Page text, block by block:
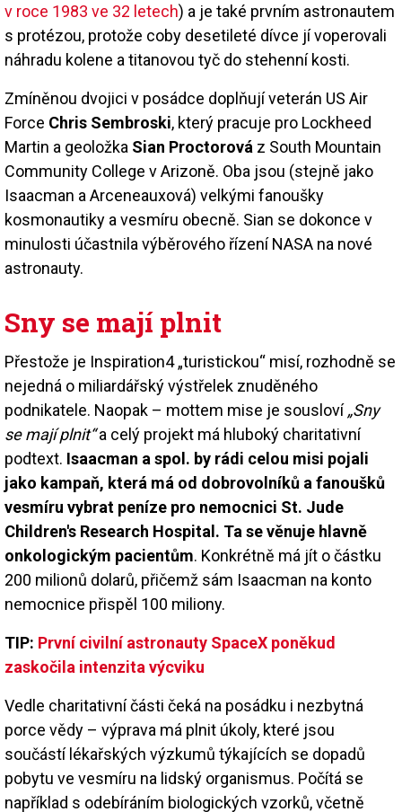
v roce 1983 ve 32 letech) a je také prvním astronautem
s protézou, protože coby desetileté dívce jí voperovali
náhradu kolene a titanovou tyč do stehenní kosti.
Zmíněnou dvojici v posádce doplňují veterán US Air
Force Chris Sembroski, který pracuje pro Lockheed
Martin a geoložka Sian Proctorová z South Mountain
Community College v Arizoně. Oba jsou (stejně jako
Isaacman a Arceneauxová) velkými fanoušky
kosmonautiky a vesmíru obecně. Sian se dokonce v
minulosti účastnila výběrového řízení NASA na nové
astronauty.
Sny se mají plnit
Přestože je Inspiration4 „turistickou“ misí, rozhodně se
nejedná o miliardářský výstřelek znuděného
podnikatele. Naopak – mottem mise je sousloví„Sny
se mají plnit“a celý projekt má hluboký charitativní
podtext. Isaacman a spol. by rádi celou misi pojali
jako kampaň, která má od dobrovolníků a fanoušků
vesmíru vybrat peníze pro nemocnici St. Jude
Children's Research Hospital. Ta se věnuje hlavně
onkologickým pacientům. Konkrétně má jít o částku
200 milionů dolarů, přičemž sám Isaacman na konto
nemocnice přispěl 100 miliony.
TIP: První civilní astronauty SpaceX poněkud
zaskočila intenzita výcviku
Vedle charitativní části čeká na posádku i nezbytná
porce vědy – výprava má plnit úkoly, které jsou
součástí lékařských výzkumů týkajících se dopadů
pobytu ve vesmíru na lidský organismus. Počítá se
například s odebíráním biologických vzorků, včetně